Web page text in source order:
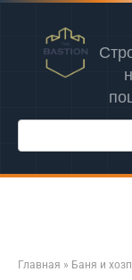
Перейти
контенту
Поиск:
Главная » Баня и